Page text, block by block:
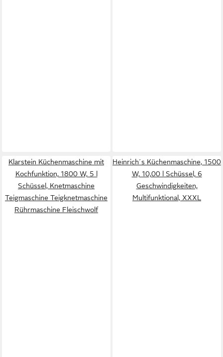
Klarstein Küchenmaschine mit
Kochfunktion, 1800 W, 5 l
Schüssel, Knetmaschine
Teigmaschine Teigknetmaschine
Rührmaschine Fleischwolf
Heinrich´s Küchenmaschine, 1500
W, 10,00 l Schüssel, 6
Geschwindigkeiten,
Multifunktional, XXXL